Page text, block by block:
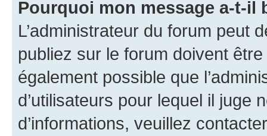
Pourquoi mon message a-t-il
L’administrateur du forum peut
publiez sur le forum doivent
également possible que
d’utilisateurs pour lequel il juge
d’informations, veuillez